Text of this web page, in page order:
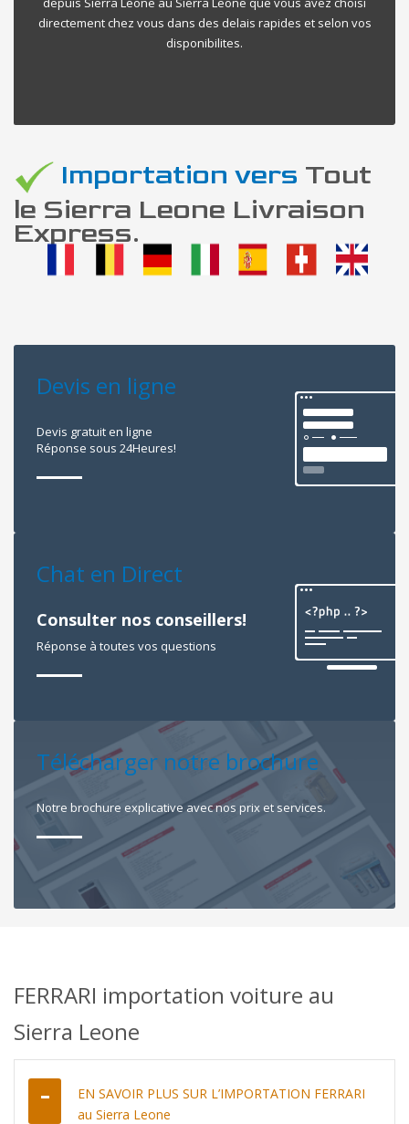
directement chez vous dans des delais rapides et selon vos
disponibilites.
Importation vers Tout
le Sierra Leone Livraison
Express.
Devis en ligne
Devis gratuit en ligne
Réponse sous 24Heures!
Chat en Direct
Consulter nos conseillers!
Réponse à toutes vos questions
Télécharger notre brochure
Notre brochure explicative avec nos prix et services.
FERRARI importation voiture au
Sierra Leone
EN SAVOIR PLUS SUR L’IMPORTATION FERRARI
au Sierra Leone